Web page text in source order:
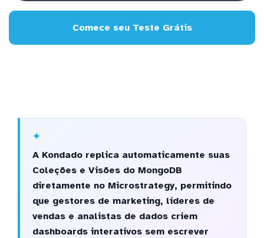
Comece seu Teste Grátis
A Kondado replica automaticamente suas
Coleções e Visões do MongoDB
diretamente no Microstrategy, permitindo
que gestores de marketing, líderes de
vendas e analistas de dados criem
dashboards interativos sem escrever